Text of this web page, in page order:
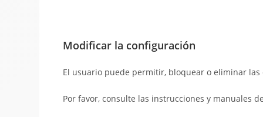
Modificar la configuración
El usuario puede permitir, bloquear o eliminar
Por favor, consulte las instrucciones y manuales